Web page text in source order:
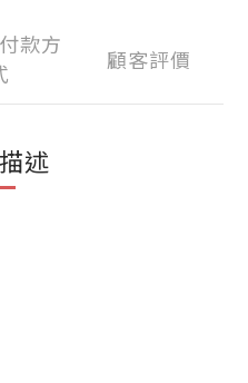
款方
顧客評價
述